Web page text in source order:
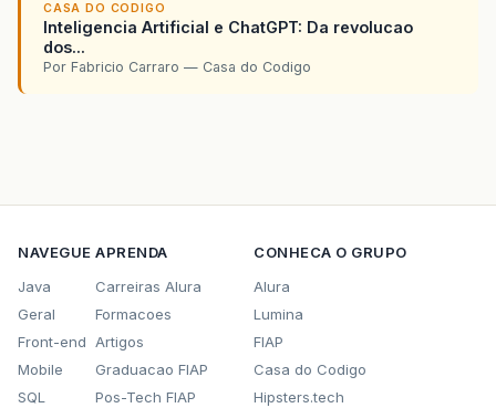
CASA DO CODIGO
Inteligencia Artificial e ChatGPT: Da revolucao
dos...
Por Fabricio Carraro — Casa do Codigo
NAVEGUE
Java
Geral
Front-end
Mobile
SQL
APRENDA
Carreiras Alura
Formacoes
Artigos
Graduacao FIAP
Pos-Tech FIAP
CONHECA O GRUPO
Alura
Lumina
FIAP
Casa do Codigo
Hipsters.tech